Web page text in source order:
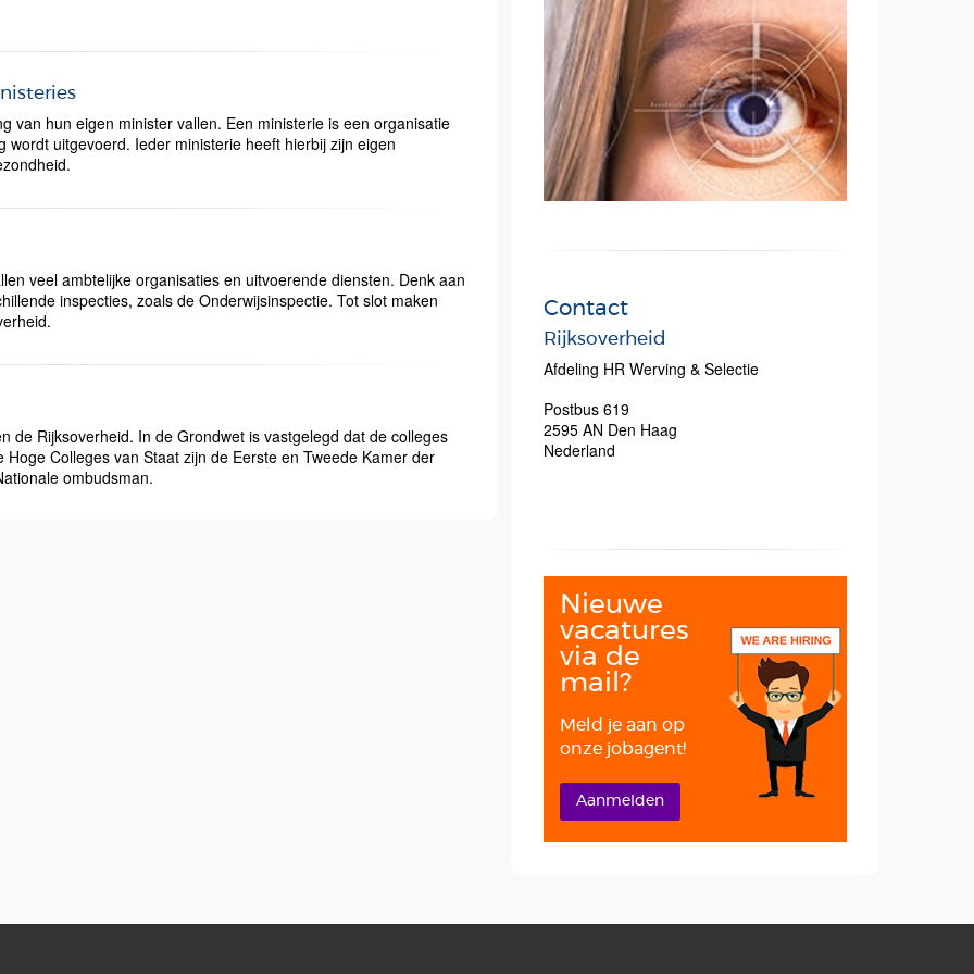
van hun eigen minister vallen. Een ministerie is een organisatie
uitgevoerd. Ieder ministerie heeft hierbij zijn eigen
veel ambtelijke organisaties en uitvoerende diensten. Denk aan
inspecties, zoals de Onderwijsinspectie. Tot slot maken
de Rijksoverheid. In de Grondwet is vastgelegd dat de colleges
Colleges van Staat zijn de Eerste en Tweede Kamer der
ombudsman.
Contact
Rijksoverheid
Afdeling HR Werving & Selectie
Postbus 619
2595 AN Den Haag
Nederland
Nieuwe
vacatures
via de
mail?
Meld je aan op
onze jobagent!
Aanmelden